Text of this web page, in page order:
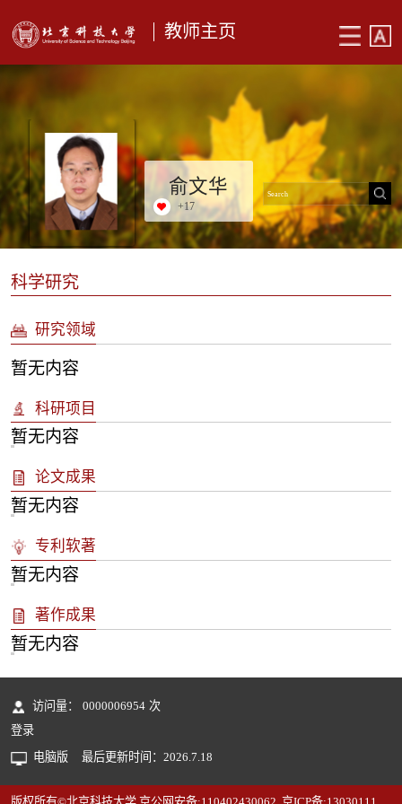
教师主页
俞文华
+17
科学研究
研究领域
暂无内容
科研项目
暂无内容
论文成果
暂无内容
专利软著
暂无内容
著作成果
暂无内容
访问量： 0000006954 次
登录
电脑版
最后更新时间： 2026.7.18